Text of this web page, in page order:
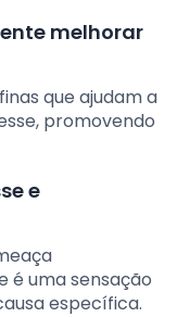
melhorar
que ajudam a
promovendo
e
é uma sensação
específica.